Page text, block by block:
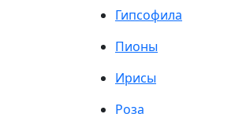
Гипсофила
Пионы
Ирисы
Роза